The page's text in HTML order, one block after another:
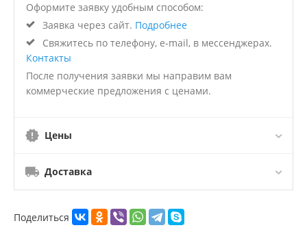
Оформите заявку удобным способом:
Заявка через сайт. Подробнее
Свяжитесь по телефону, e-mail, в мессенджерах.
Контакты
После получения заявки мы направим вам
коммерческие предложения с ценами.
Цены
Доставка
Поделиться